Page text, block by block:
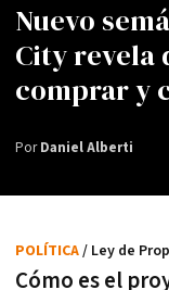
Nuevo
City revela
comprar y
PorDaniel Alberti
Cómo es el
POLÍTICA/ Ley de